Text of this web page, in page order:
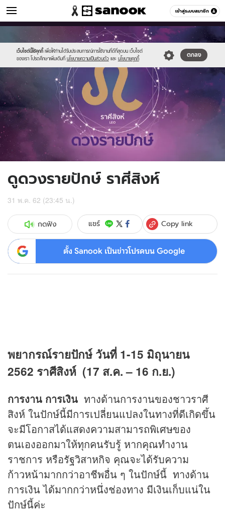
เข้าสู่ระบบสมาชิก
ดูดวง หมวดอื่นๆ
เว็บไซต์นี้ใช้คุกกี้ เพื่อให้ท่านได้รับประสบการณ์การใช้งานที่ดีที่สุดบน เว็บไซต์
ของเรา โปรดศึกษาเพิ่มเติมที่ นโยบายความเป็นส่วนตัว และ นโยบายคุกกี้
ตกลง
Sanook
//s.isanook.com/sr/0/images/logo-
new-
sanook.png
//s.isanook.com/ho/0/ud/fxd/fortnightly/15day_leo.png
ดูดวงรายปักษ์ ราศีสิงห์
31 พ.ค. 62 (23:45 น.)
กดฟัง แชร์ Copy link
ตั้ง Sanook เป็นข่าวโปรดบน Google
พยากรณ์รายปักษ์ วันที่ 1-15 มิถุนายน
2562 ราศีสิงห์ (17 ส.ค. – 16 ก.ย.)
การงาน การเงิน ทางด้านการงานของชาวราศี
สิงห์ ในปักษ์นี้มีการเปลี่ยนแปลงในทางที่ดีเกิดขึ้น
จะมีโอกาสได้แสดงความสามารถพิเศษของ
ตนเองออกมาให้ทุกคนรับรู้ หากคุณทำงาน
ราชการ หรือรัฐวิสาหกิจ คุณจะได้รับความ
ก้าวหน้ามากกว่าอาชีพอื่น ๆ ในปักษ์นี้ ทางด้าน
การเงิน ได้มากกว่าหนึ่งช่องทาง มีเงินเก็บแน่ใน
ปักษ์นี้ค่ะ